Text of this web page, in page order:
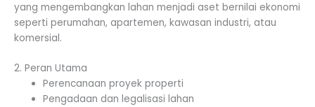
yang mengembangkan lahan menjadi aset bernilai ekonomi
seperti perumahan, apartemen, kawasan industri, atau
komersial.
2. Peran Utama
Perencanaan proyek properti
Pengadaan dan legalisasi lahan